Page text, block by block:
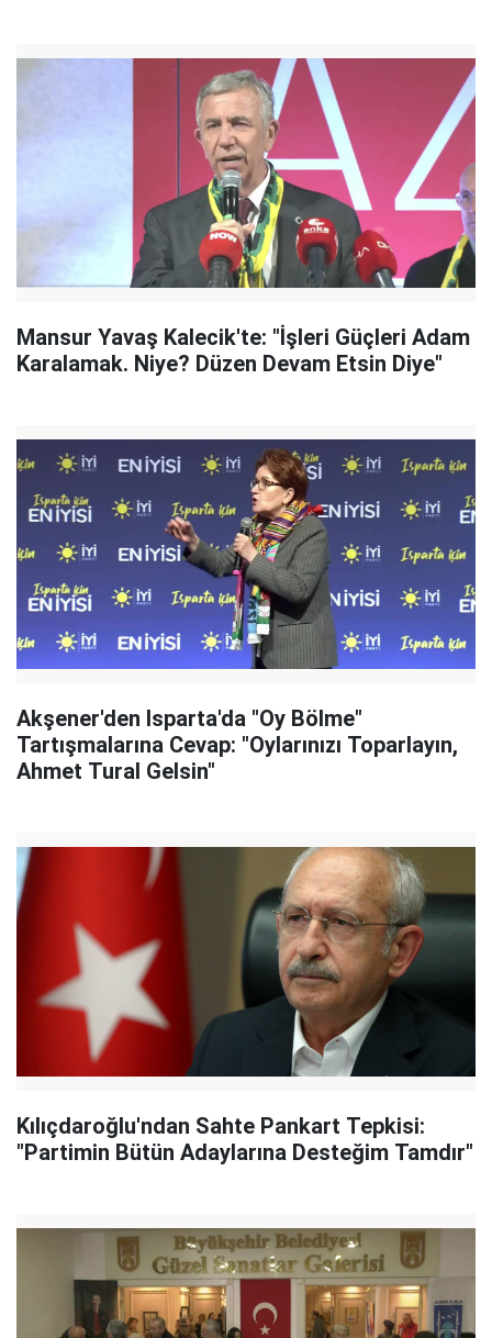
Mansur Yavaş Kalecik'te: "İşleri Güçleri Adam
Karalamak. Niye? Düzen Devam Etsin Diye"
Akşener'den Isparta'da "Oy Bölme"
Tartışmalarına Cevap: "Oylarınızı Toparlayın,
Ahmet Tural Gelsin"
Kılıçdaroğlu'ndan Sahte Pankart Tepkisi:
"Partimin Bütün Adaylarına Desteğim Tamdır"